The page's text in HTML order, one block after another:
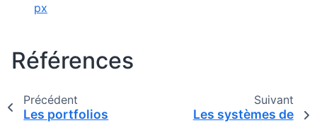
px
Références
Précédent
Les portfolios
Suivant
Les systèmes de